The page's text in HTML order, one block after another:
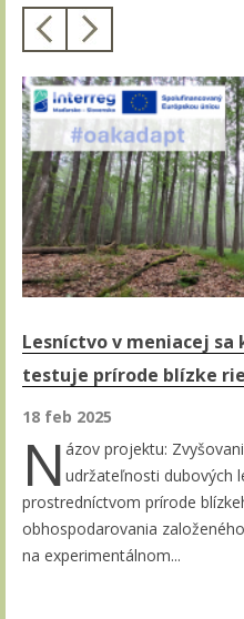
Lesníctvo v meniacej
testuje prírode blízke
18 feb 2025
N ázov projektu:
udržateľnosti dubových
prostredníctvom prírode
obhospodarovania založeného
na experimentálnom...